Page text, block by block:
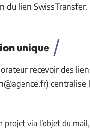
du lien SwissTransfer.
unique
recevoir des
) centralise
projet via l’objet du